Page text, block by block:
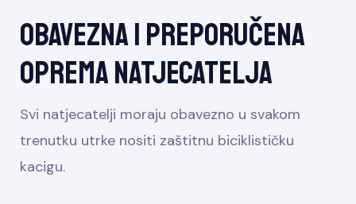
Obavezna i preporučena
oprema natjecatelja
Svi natjecatelji moraju obavezno u svakom
trenutku utrke nositi zaštitnu biciklističku
kacigu.